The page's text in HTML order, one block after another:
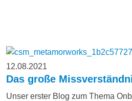
12.08.2021
Das große
Unser erster Blog zum Thema